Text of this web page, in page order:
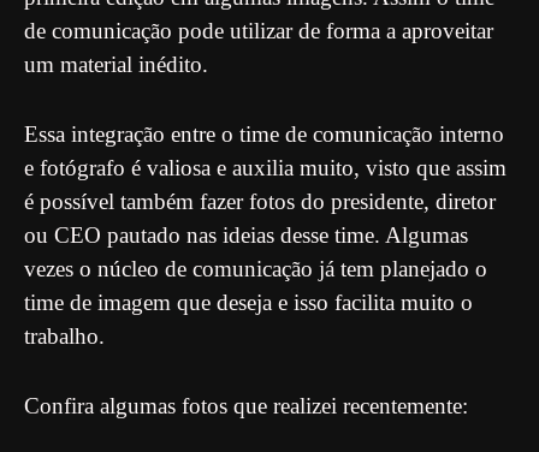
de comunicação pode utilizar de forma a aproveitar
um material inédito.
Essa integração entre o time de comunicação interno
e fotógrafo é valiosa e auxilia muito, visto que assim
é possível também fazer fotos do presidente, diretor
ou CEO pautado nas ideias desse time. Algumas
vezes o núcleo de comunicação já tem planejado o
time de imagem que deseja e isso facilita muito o
trabalho.
Confira algumas fotos que realizei recentemente: